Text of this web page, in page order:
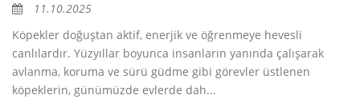
11.10.2025
Köpekler doğuştan aktif, enerjik ve öğrenmeye hevesli
canlılardır. Yüzyıllar boyunca insanların yanında çalışarak
avlanma, koruma ve sürü güdme gibi görevler üstlenen
köpeklerin, günümüzde evlerde dah...